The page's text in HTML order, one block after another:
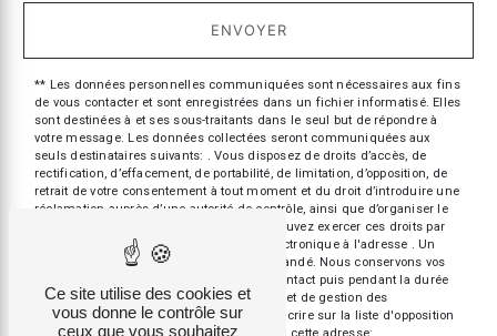
ENVOYER
** Les données personnelles communiquées sont nécessaires aux fins
de vous contacter et sont enregistrées dans un fichier informatisé. Elles
sont destinées à et ses sous-traitants dans le seul but de répondre à
votre message. Les données collectées seront communiquées aux
seuls destinataires suivants: . Vous disposez de droits d’accès, de
rectification, d’effacement, de portabilité, de limitation, d’opposition, de
retrait de votre consentement à tout moment et du droit d’introduire une
réclamation auprès d’une autorité de contrôle, ainsi que d’organiser le
sort de vos données post-mortem. Vous pouvez exercer ces droits par
voie postale à l'adresse ou par courrier électronique à l'adresse . Un
justificatif d'identité pourra vous être demandé. Nous conservons vos
données pendant la période de prise de contact puis pendant la durée
de prescription légale aux fins probatoires et de gestion des
contentieux. Vous avez le droit de vous inscrire sur la liste d'opposition
Ce site utilise des cookies et
vous donne le contrôle sur
ceux que vous souhaitez